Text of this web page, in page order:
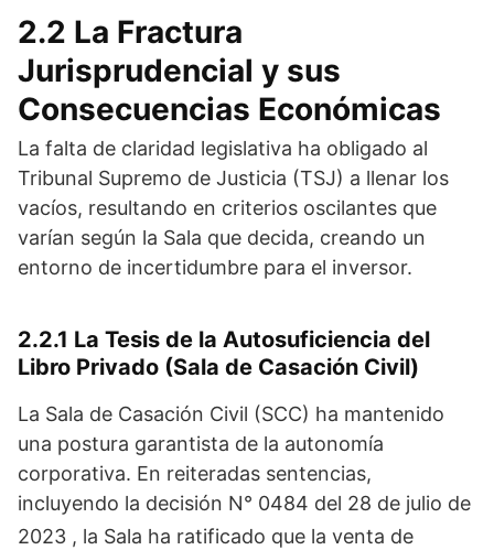
2.2 La Fractura
Jurisprudencial y sus
Consecuencias Económicas
La falta de claridad legislativa ha obligado al
Tribunal Supremo de Justicia (TSJ) a llenar los
vacíos, resultando en criterios oscilantes que
varían según la Sala que decida, creando un
entorno de incertidumbre para el inversor.
2.2.1 La Tesis de la Autosuficiencia del
Libro Privado (Sala de Casación Civil)
La Sala de Casación Civil (SCC) ha mantenido
una postura garantista de la autonomía
corporativa. En reiteradas sentencias,
incluyendo la decisión N° 0484 del 28 de julio de
2023 , la Sala ha ratificado que la venta de